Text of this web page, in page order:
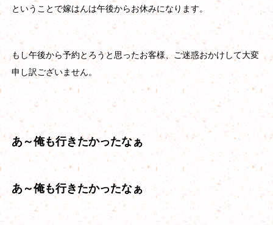
ということで嫁はんは午後からお休みになります。
もし午後から予約とろうと思ったお客様、ご迷惑おかけして大変
申し訳ございません。
あ～俺も行きたかったなぁ
あ～俺も行きたかったなぁ